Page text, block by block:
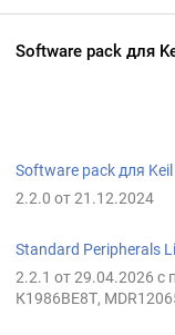
Software pack для
Software pack для
2.2.0 от 21.12.2024
Standard Peripherals
2.2.1 от 29.04.2026
К1986ВЕ8Т,